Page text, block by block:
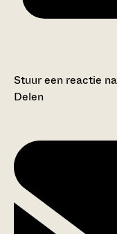
Stuur een reactie
Delen